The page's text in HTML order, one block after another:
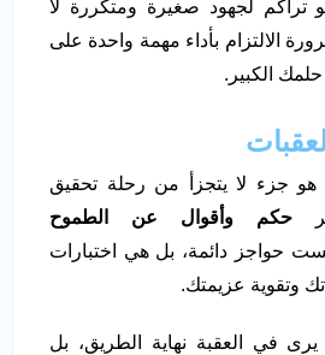
تراكم لجهود صغيرة ومتكررة لا
الالتزام بأداء مهمة واحدة على
الكبير.
هو جزء لا يتجزأ من رحلة تحقيق
حكم وأقوال عن الطموح
حواجز دائمة، بل هي اختبارات
وتقوية عزيمتك.
في العقبة نهاية الطريق، بل